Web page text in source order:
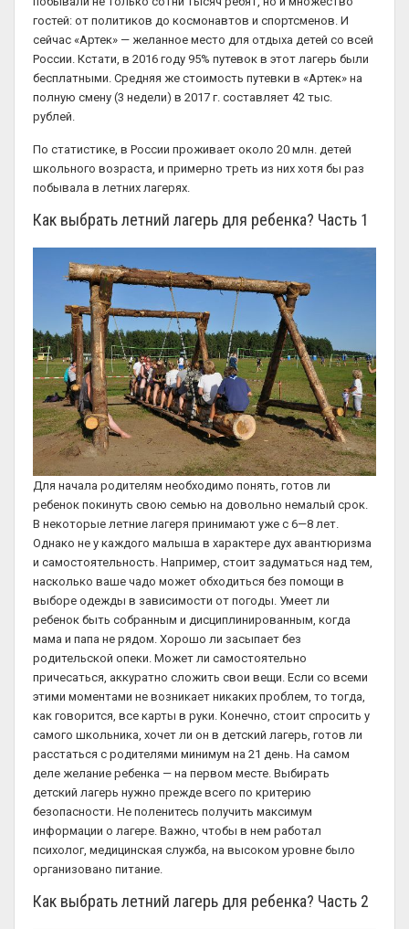
гостей: от политиков до космонавтов и спортсменов. И
сейчас «Артек» — желанное место для отдыха детей со всей
России. Кстати, в 2016 году 95% путевок в этот лагерь были
бесплатными. Средняя же стоимость путевки в «Артек» на
полную смену (3 недели) в 2017 г. составляет 42 тыс.
рублей.
По статистике, в России проживает около 20 млн. детей
школьного возраста, и примерно треть из них хотя бы раз
побывала в летних лагерях.
Как выбрать летний лагерь для ребенка? Часть 1
Для начала родителям необходимо понять, готов ли
ребенок покинуть свою семью на довольно немалый срок.
В некоторые летние лагеря принимают уже с 6—8 лет.
Однако не у каждого малыша в характере дух авантюризма
и самостоятельность. Например, стоит задуматься над тем,
насколько ваше чадо может обходиться без помощи в
выборе одежды в зависимости от погоды. Умеет ли
ребенок быть собранным и дисциплинированным, когда
мама и папа не рядом. Хорошо ли засыпает без
родительской опеки. Может ли самостоятельно
причесаться, аккуратно сложить свои вещи. Если со всеми
этими моментами не возникает никаких проблем, то тогда,
как говорится, все карты в руки. Конечно, стоит спросить у
самого школьника, хочет ли он в детский лагерь, готов ли
расстаться с родителями минимум на 21 день. На самом
деле желание ребенка — на первом месте. Выбирать
детский лагерь нужно прежде всего по критерию
безопасности. Не поленитесь получить максимум
информации о лагере. Важно, чтобы в нем работал
психолог, медицинская служба, на высоком уровне было
организовано питание.
Как выбрать летний лагерь для ребенка? Часть 2